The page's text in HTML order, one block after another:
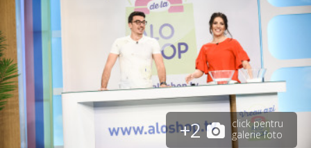
+2
click pentru
galerie foto